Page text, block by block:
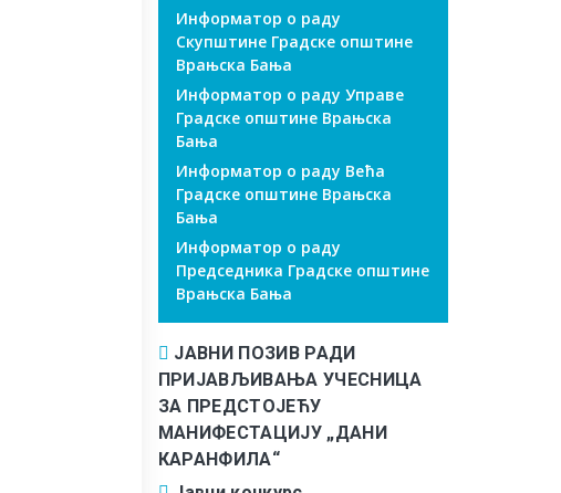
Информатор о раду
Скупштине Градске општине
Врањска Бања
Информатор о раду Управе
Градске општине Врањска
Бања
Информатор о раду Већа
Градске општине Врањска
Бања
Информатор о раду
Председника Градске општине
Врањска Бања
ЈАВНИ ПОЗИВ РАДИ
ПРИЈАВЉИВАЊА УЧЕСНИЦА
ЗА ПРЕДСТОЈЕЋУ
МАНИФЕСТАЦИЈУ „ДАНИ
КАРАНФИЛА“